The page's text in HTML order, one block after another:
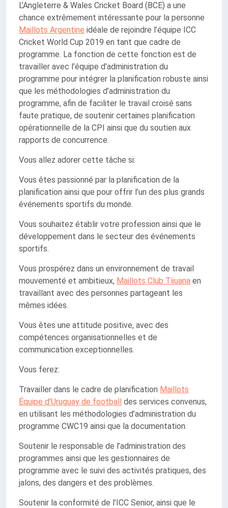
L’Angleterre & Wales Cricket Board (BCE) a une
chance extrêmement intéressante pour la personne
Maillots Argentine idéale de rejoindre l’équipe ICC
Cricket World Cup 2019 en tant que cadre de
programme. La fonction de cette fonction est de
travailler avec l’équipe d’administration du
programme pour intégrer la planification robuste ainsi
que les méthodologies d’administration du
programme, afin de faciliter le travail croisé sans
faute pratique, de soutenir certaines planification
opérationnelle de la CPI ainsi que du soutien aux
rapports de concurrence.
Vous allez adorer cette tâche si:
Vous êtes passionné par la planification de la
planification ainsi que pour offrir l’un des plus grands
événements sportifs du monde.
Vous souhaitez établir votre profession ainsi que le
développement dans le secteur des événements
sportifs.
Vous prospérez dans un environnement de travail
mouvementé et ambitieux, Maillots Club Tijuana en
travaillant avec des personnes partageant les
mêmes idées.
Vous êtes une attitude positive, avec des
compétences organisationnelles et de
communication exceptionnelles.
Vous ferez:
Travailler dans le cadre de planification Maillots
Équipe d’Uruguay de football des services convenus,
en utilisant les méthodologies d’administration du
programme CWC19 ainsi que la documentation.
Soutenir le responsable de l’administration des
programmes ainsi que les gestionnaires de
programme avec le suivi des activités pratiques, des
jalons, des dangers et des problèmes.
Soutenir la conformité de l’ICC Senior, ainsi que le